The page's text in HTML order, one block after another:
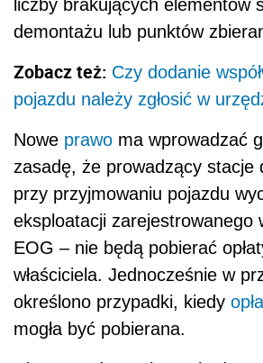
liczby brakujących elementów
demontażu lub punktów
Zobacz też: Czy dodanie
pojazdu należy zgłosić w
Nowe prawo ma wprowadzać
zasadę, że prowadzący stacje
przy przyjmowaniu pojazdu
eksploatacji zarejestrowanego
EOG – nie będą pobierać
właściciela. Jednocześnie w
określono przypadki, kiedy
mogła być pobierana.